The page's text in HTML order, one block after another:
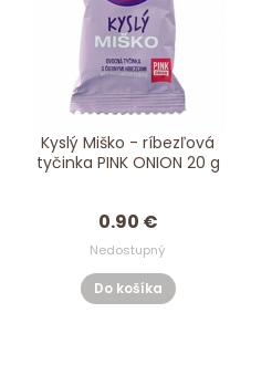
Kyslý Miško - ríbezľová
tyčinka PINK ONION 20 g
0.90 €
Nedostupný
Do košíka